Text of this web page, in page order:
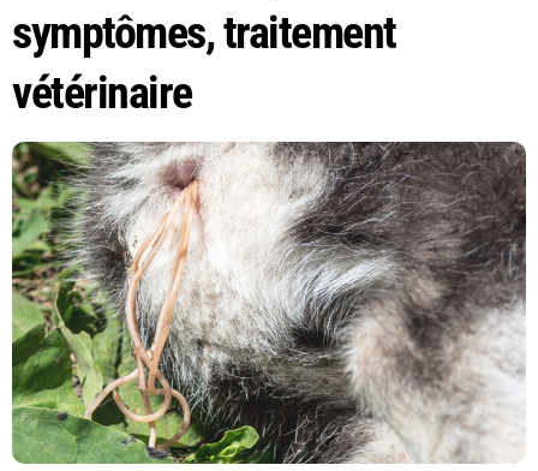
symptômes, traitement
vétérinaire